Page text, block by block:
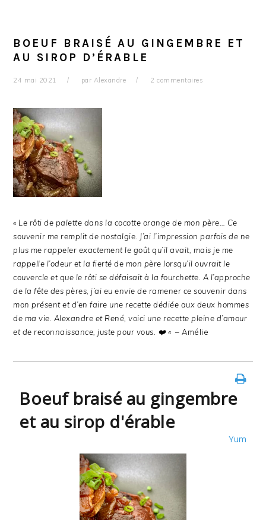
BOEUF BRAISÉ AU GINGEMBRE ET
AU SIROP D’ÉRABLE
24 mai 2021 par Alexandre 2 commentaires
« Le rôti de palette dans la cocotte orange de mon père… Ce
souvenir me remplit de nostalgie. J’ai l’impression parfois de ne
plus me rappeler exactement le goût qu’il avait, mais je me
rappelle l’odeur et la fierté de mon père lorsqu’il ouvrait le
couvercle et que le rôti se défaisait à la fourchette. A l’approche
de la fête des pères, j’ai eu envie de ramener ce souvenir dans
mon présent et d’en faire une recette dédiée aux deux hommes
de ma vie. Alexandre et René, voici une recette pleine d’amour
et de reconnaissance, juste pour vous. ❤️ « – Amélie
Boeuf braisé au gingembre
et au sirop d'érable
Yum